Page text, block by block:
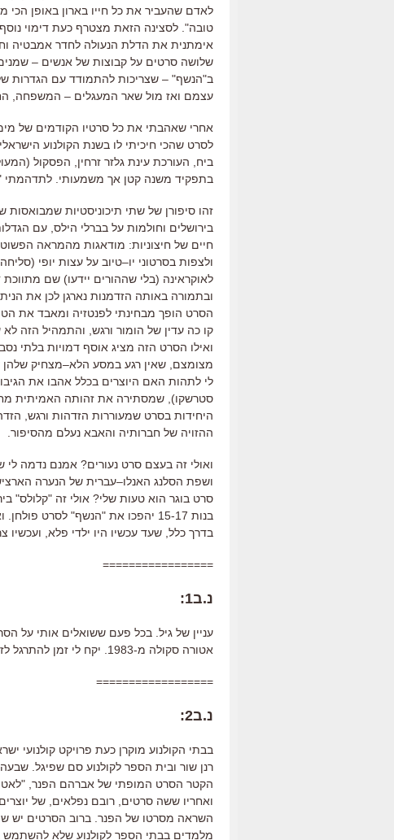
לאדם שהעביר את כל חייו בארון באופן הכי
טובה". לסצינה הזאת מצטרף כעת דימוי
אימתנית את הדלת הנעולה לחדר אמבטיה
שלושה סרטים על קבוצות של אנשים –
ב"הנשף" – שצריכות להתמודד עם הגדרות
עצמם ואז מול שאר המעגלים – המשפחה
אחרי שאהבתי את כל סרטיו הקודמים של
לסרט שהכי חיכיתי לו בשנת הקולנוע
ביח
העורכת עינת גלזר זרחין הפסקול (
בתפקיד משנה קטן אך משמעותי לתדהמתי
זהו סיפורן של שתי תיכוניסטיות שמבואסות
בירושלים וחולמות על בברלי הילס עם
חיים של חיצוניות: מודאגות מהמראה הפשוט
ולצפות בסרטוני יו–טיוב על עצות יופי (סליחה
לאוקראינה (בלי שההורים יידעו) שם מתווכת
ובתמורה באותה הזדמנות נארגן לכן את
הסרט הופך מבחינתי לפנטזיה ומאבד את
קו כה עדין של הומור ורגש והתמהיל הזה לא
ואילו הסרט הזה מציג אוסף דמויות בלתי
מצומצם שאין רגע במסע הלא–מצחיק שלהן
לי לתהות האם היוצרים בכלל אהבו את
סטרשקו), שמסתירה את זהותה האמיתית
היחידות בסרט שמעוררות הזדהות ורגש
ההזויה של חברותיה והאבא נעלם מהסיפור
ואולי זה בעצם סרט נעורים? אמנם נדמה לי
ושפת הסלנג האנלו–עברית של הנערה
סרט בוגר הוא טעות שלי? אולי זה "קלולס"
בנות 15-17 יהפכו את "הנשף" לסרט פולחן
בדרך כלל שעד עכשיו היו ילדי פלא ועכשיו
=================
נ.ב1:
עניין של גיל. בכל פעם ששואלים אותי על
אטורה סקולה מ-1983. יקח לי זמן להתרגל לזה שעכשיו יש גם "הנשף" ישראלי.
==================
נ.ב2:
בבתי הקולנוע מוקרן כעת פרויקט קולנועי
רנן שור ובית הספר לקולנוע סם שפיגל שבעה
הקטר הסרט המופתי של אברהם הפנר , "לאט
ואחריו ששה סרטים רובם נפלאים של
השראה מסרטו של הפנר ברוב הסרטים יש
מלמדים בבתי הספר לקולנוע שלא להשתמש